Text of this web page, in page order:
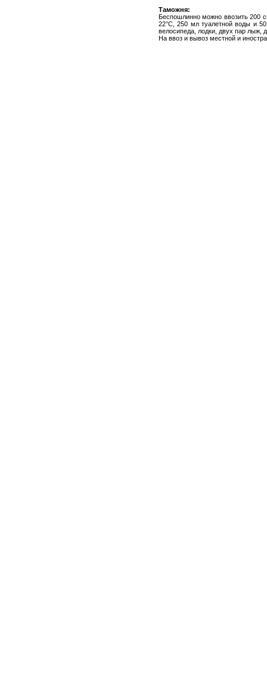
Таможня:
Беспошлинно можно ввозить 200
22°C, 250 мл туалетной воды и
велосипеда, лодки, двух пар лыж,
На ввоз и вывоз местной и